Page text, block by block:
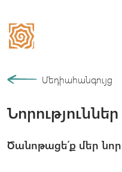
Մեր
Համայնք
Ծրագրեր
Մեդիահանգույց
Նորություններ
Ծանոթացե՛ք մեր